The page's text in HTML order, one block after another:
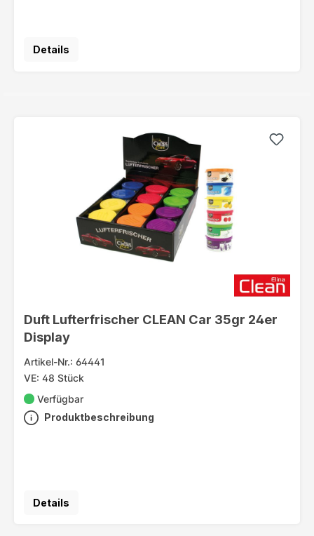
Details
Duft Lufterfrischer CLEAN Car 35gr 24er
Display
Artikel-Nr.: 64441
VE: 48 Stück
Verfügbar
Produktbeschreibung
Details